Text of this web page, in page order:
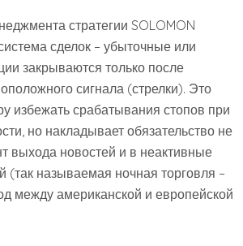
стратегии SOLOMON
сделок – убыточные или
закрываются только после
сигнала (стрелки). Это
избежать срабатывания стопов при
но накладывает обязательство не
выхода новостей и в неактивные
(так называемая ночная торговля –
между американской и европейской